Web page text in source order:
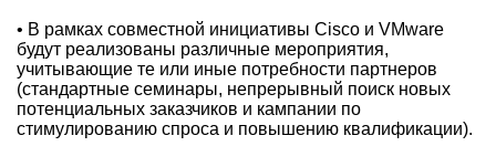
• В рамках совместной инициативы Cisco и VMware
будут реализованы различные мероприятия,
учитывающие те или иные потребности партнеров
(стандартные семинары, непрерывный поиск новых
потенциальных заказчиков и кампании по
стимулированию спроса и повышению квалификации).